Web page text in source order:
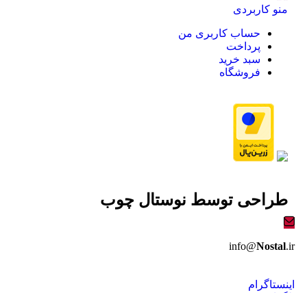
منو کاربردی
حساب کاربری من
پرداخت
سبد خرید
فروشگاه
طراحی توسط نوستال چوب
info@Nostal.ir
اینستاگرام